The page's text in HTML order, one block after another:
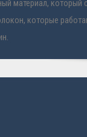
материал, который
которые